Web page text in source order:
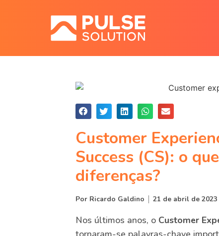
Customer
Success (CS): o
diferenças?
Por Ricardo Galdino 21 de abril de 2023
Nos últimos anos, o Customer